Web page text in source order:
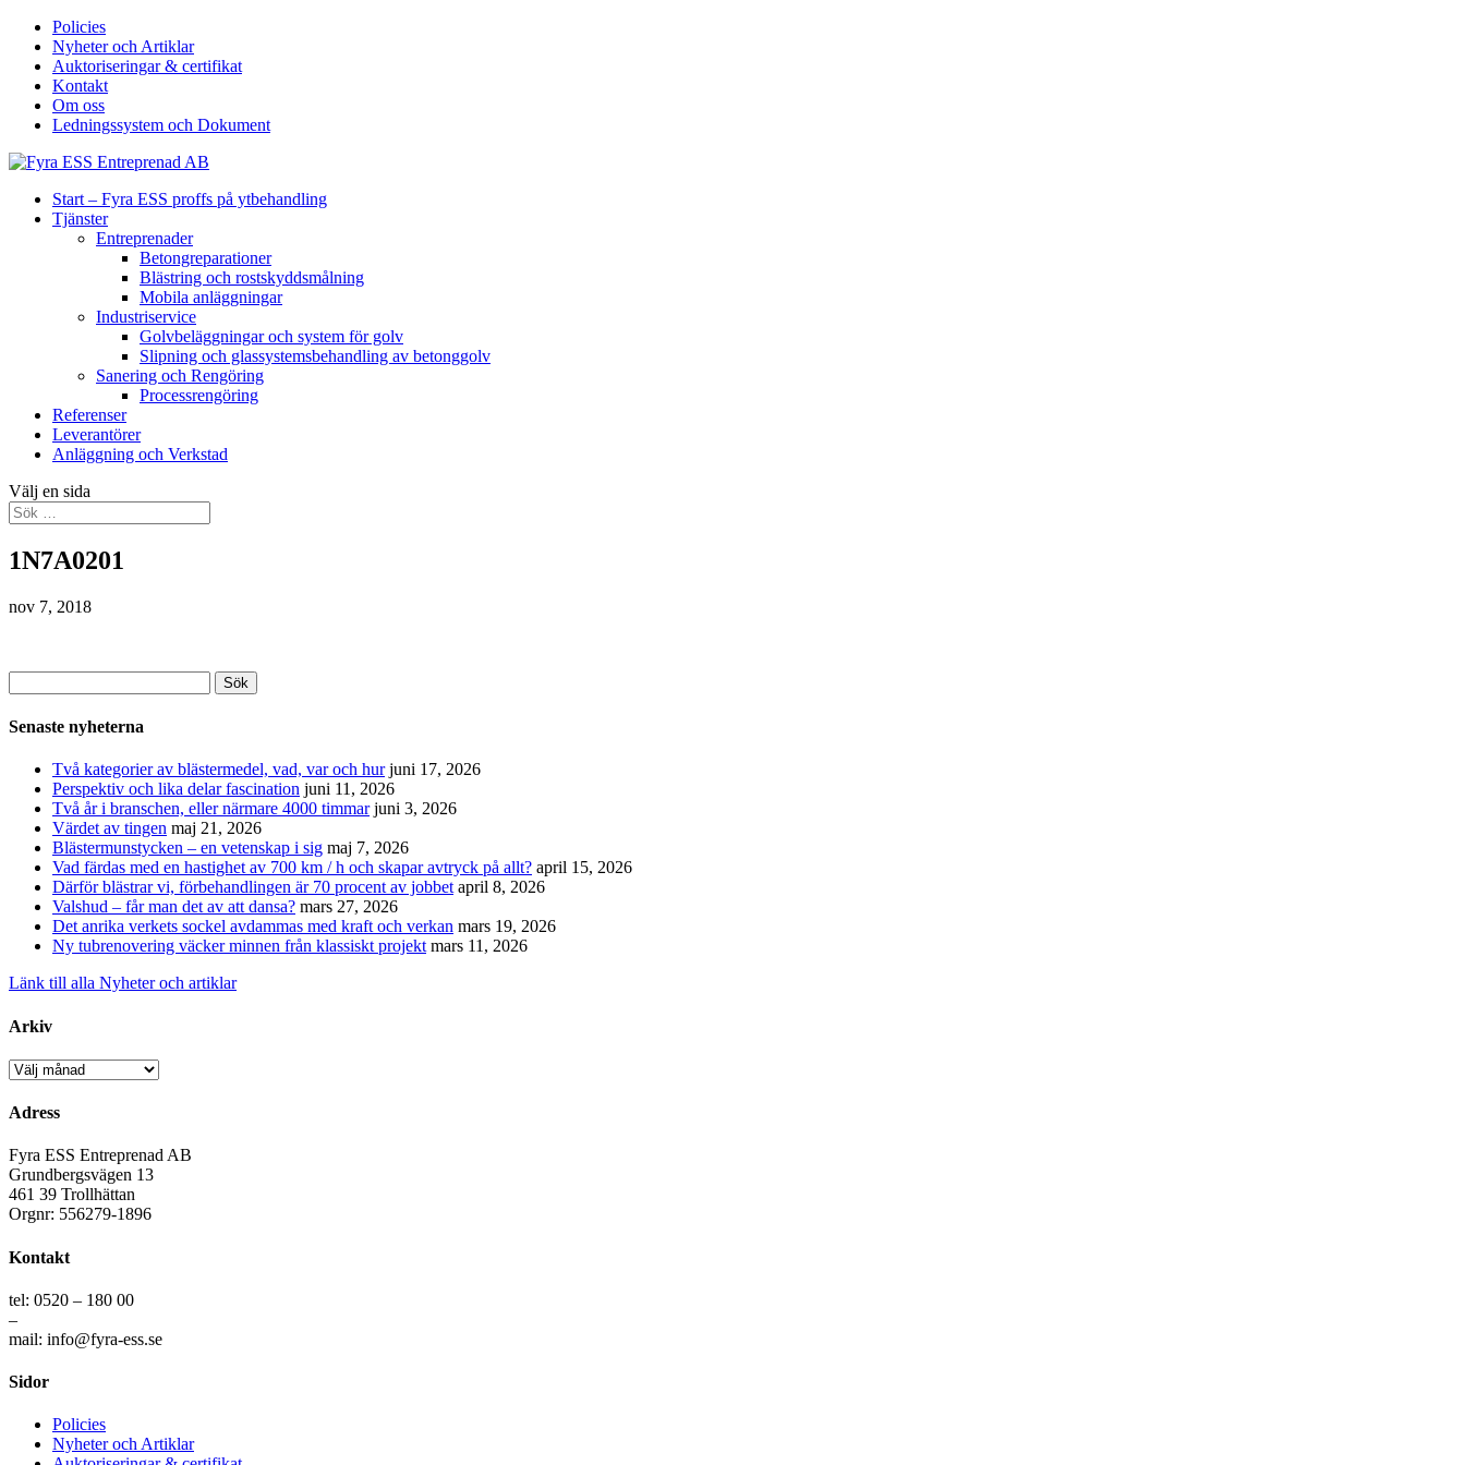
Policies
Nyheter och Artiklar
Auktoriseringar & certifikat
Kontakt
Om oss
Ledningssystem och Dokument
Start – Fyra ESS proffs på ytbehandling
Tjänster
Entreprenader
Betongreparationer
Blästring och rostskyddsmålning
Mobila anläggningar
Industriservice
Golvbeläggningar och system för golv
Slipning och glassystemsbehandling av betonggolv
Sanering och Rengöring
Processrengöring
Referenser
Leverantörer
Anläggning och Verkstad
Välj en sida
1N7A0201
nov 7, 2018
efter:
Senaste nyheterna
Två kategorier av blästermedel, vad, var och hur juni 17, 2026
Perspektiv och lika delar fascination juni 11, 2026
Två år i branschen, eller närmare 4000 timmar juni 3, 2026
Värdet av tingen maj 21, 2026
Blästermunstycken – en vetenskap i sig maj 7, 2026
Vad färdas med en hastighet av 700 km / h och skapar avtryck på allt? april 15, 2026
Därför blästrar vi, förbehandlingen är 70 procent av jobbet april 8, 2026
Valshud – får man det av att dansa? mars 27, 2026
Det anrika verkets sockel avdammas med kraft och verkan mars 19, 2026
Ny tubrenovering väcker minnen från klassiskt projekt mars 11, 2026
Länk till alla Nyheter och artiklar
Arkiv
Arkiv
Adress
Fyra ESS Entreprenad AB
Grundbergsvägen 13
461 39 Trollhättan
Orgnr: 556279-1896
Kontakt
tel: 0520 – 180 00
–
mail: info@fyra-ess.se
Sidor
Policies
Nyheter och Artiklar